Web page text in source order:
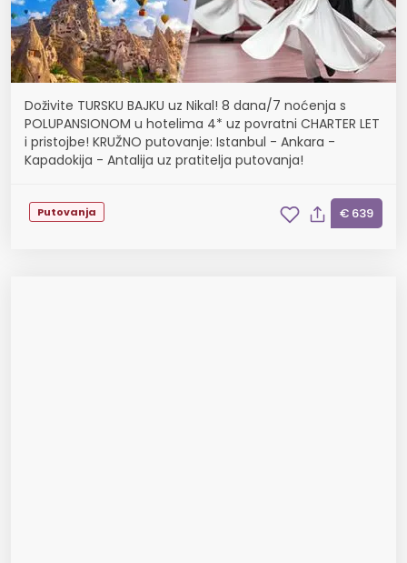
Doživite TURSKU BAJKU uz Nikal! 8 dana/7 noćenja s
POLUPANSIONOM u hotelima 4* uz povratni CHARTER LET
i pristojbe! KRUŽNO putovanje: Istanbul - Ankara -
Kapadokija - Antalija uz pratitelja putovanja!
Putovanja € 639